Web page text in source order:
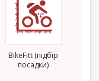
BikeFitt (підбір
посадки)